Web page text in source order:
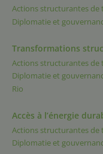
Actions structurantes de
Diplomatie et
Transformations
Actions structurantes de
Diplomatie et
Rio
Accès à l’énergie
Actions structurantes de
Diplomatie et